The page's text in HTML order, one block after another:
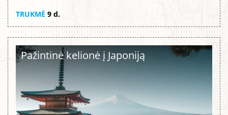
TRUKMĖ 9 d.
Pažintinė kelionė į Japoniją